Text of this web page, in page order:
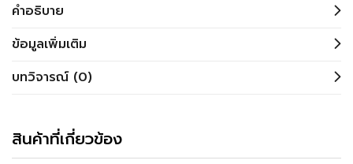
คำอธิบาย
ข้อมูลเพิ่มเติม
บทวิจารณ์ (0)
สินค้าที่เกี่ยวข้อง